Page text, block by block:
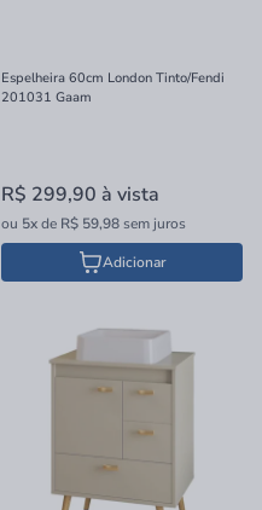
Espelheira 60cm London Tinto/Fendi
201031 Gaam
R$ 299,90 à vista
ou 5xde R$ 59,98sem juros
Adicionar